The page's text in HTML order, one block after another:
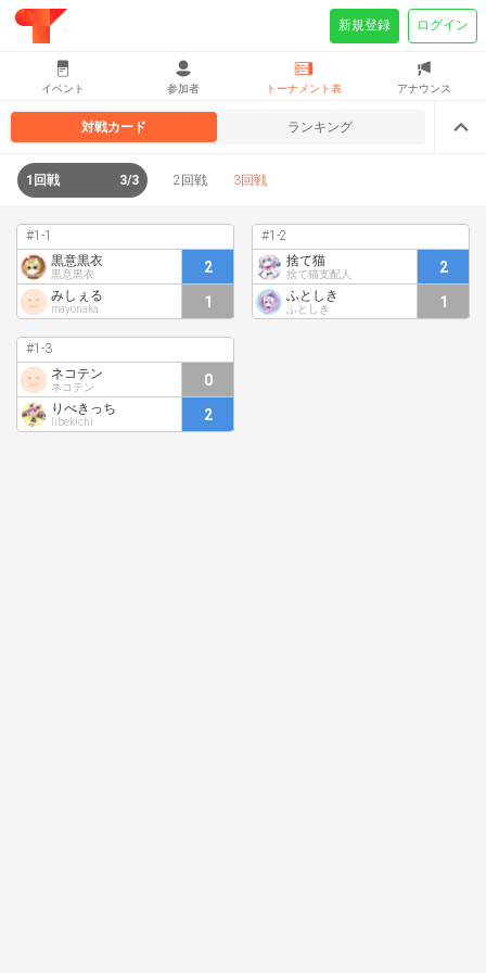
#1-1
黒意黒衣
黒意黒衣 2
みしぇる
mayonaka 1
#1-2
捨て猫
捨て猫支配人 2
ふとしき
ふとしき 1
#1-3
ネコテン
ネコテン 0
りべきっち
libekichi 2
1回戦 3/3 2回戦 3回戦
イベント 参加者 トーナメント表 アナウンス
対戦カード ランキング
新規登録 ログイン